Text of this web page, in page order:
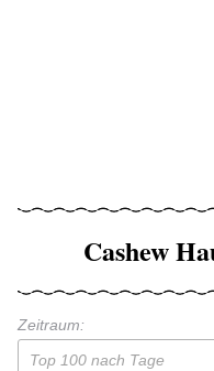
Cashew
Zeitraum:
Top 100 nach Tage